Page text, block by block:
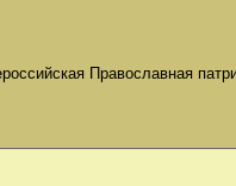
Православная